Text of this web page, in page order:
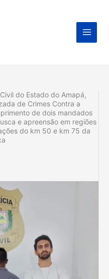
do Estado do Amapá,
de Crimes Contra a
de dois mandados
e apreensão em regiões
do km 50 e km 75 da